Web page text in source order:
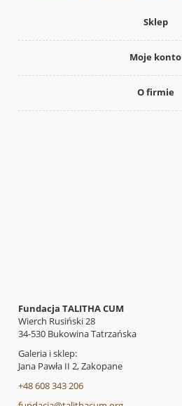
Sklep
Moje konto
O firmie
Fundacja TALITHA CUM
Wierch Rusiński 28
34-530 Bukowina Tatrzańska
Galeria i sklep:
Jana Pawła II 2, Zakopane
+48 608 343 206